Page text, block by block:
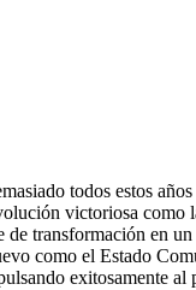
todos estos
victoriosa
transformación en
como el Estado
exitosamente